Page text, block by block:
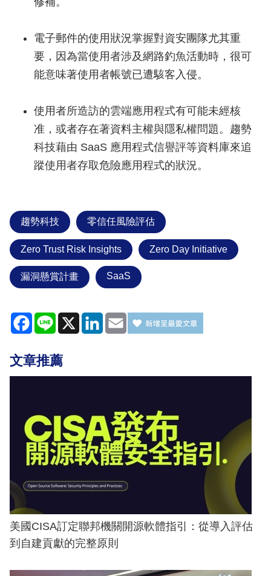
電子郵件的使用狀況掌握對資安團隊尤其重
要，因為當使用者涉及網路釣魚活動時，很可
能意味著使用者帳號已遭駭客入侵。
使用者所造訪的雲端應用程式有可能未經核
准，或者存在著資料主權與隱私權問題。趨勢
科技藉由 SaaS 應用程式信譽評等資料庫來追
蹤使用者存取危險應用程式的狀況。
趨勢科技 零信任風險評估
Zero Trust Risk Insights Zero Day Initiative
漏洞懸賞計畫 SaaS
Facebook
Line X LinkedIn
Email
文章推薦
美國CISA訂定聯邦機關開源軟體指引：從導入評估
到自建貢獻的完整原則